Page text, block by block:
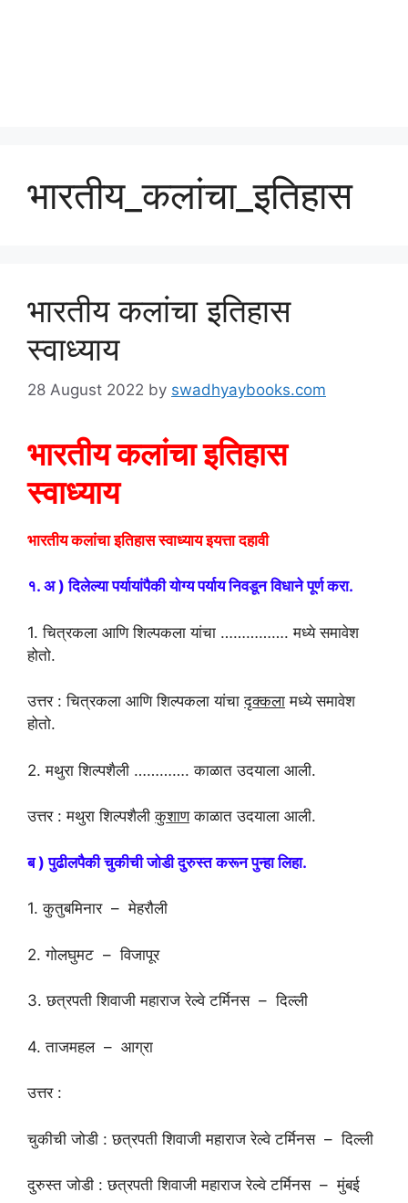
भारतीय_कलांचा_इतिहास
भारतीय कलांचा इतिहास
स्वाध्याय
28 August 2022 by swadhyaybooks.com
भारतीय कलांचा इतिहास
स्वाध्याय
भारतीय कलांचा इतिहास स्वाध्याय इयत्ता दहावी
१. अ ) दिलेल्या पर्यायांपैकी योग्य पर्याय निवडून विधाने पूर्ण करा.
1. चित्रकला आणि शिल्पकला यांचा ……………. मध्ये समावेश
होतो.
उत्तर : चित्रकला आणि शिल्पकला यांचादृक्कला मध्ये समावेश
होतो.
2. मथुरा शिल्पशैली …………. काळात उदयाला आली.
उत्तर : मथुरा शिल्पशैलीकुशाणकाळात उदयाला आली.
ब ) पुढीलपैकी चुकीची जोडी दुरुस्त करून पुन्हा लिहा.
1. कुतुबमिनार – मेहरौली
2. गोलघुमट – विजापूर
3. छत्रपती शिवाजी महाराज रेल्वे टर्मिनस – दिल्ली
4. ताजमहल – आग्रा
उत्तर :
चुकीची जोडी : छत्रपती शिवाजी महाराज रेल्वे टर्मिनस – दिल्ली
दुरुस्त जोडी : छत्रपती शिवाजी महाराज रेल्वे टर्मिनस – मुंबई